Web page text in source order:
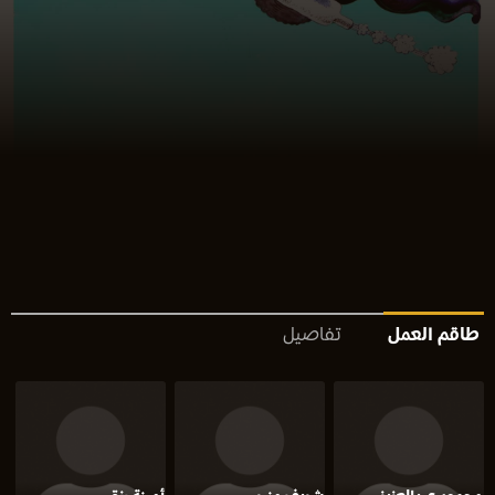
طاقم العمل تفاصيل